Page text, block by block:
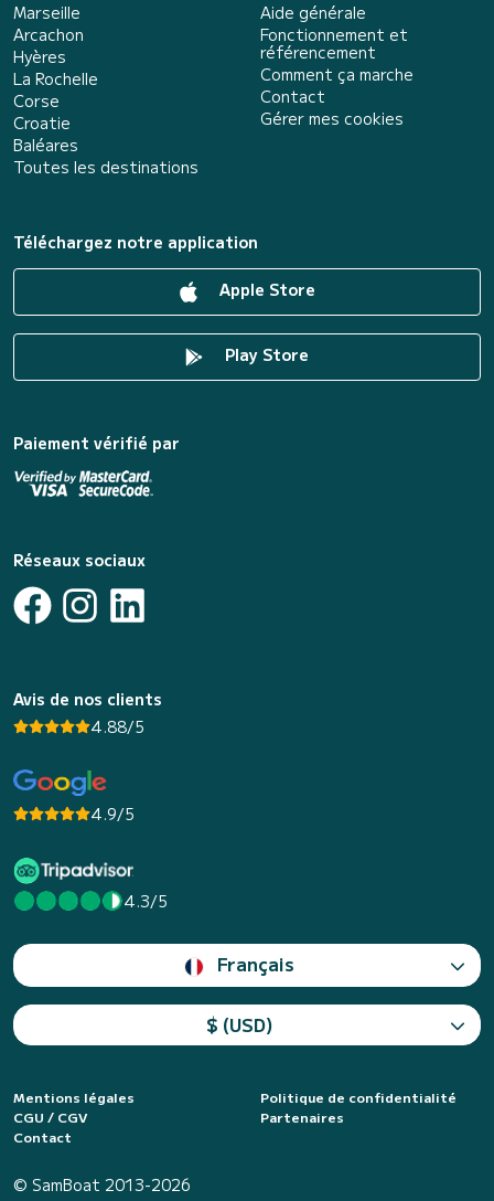
Marseille
Arcachon
Hyères
La Rochelle
Corse
Croatie
Baléares
Toutes les destinations
Aide générale
Fonctionnement et
référencement
Comment ça marche
Contact
Gérer mes cookies
Téléchargez notre application
Apple Store
Play Store
Paiement vérifié par
Réseaux sociaux
Avis de nos clients
4.88/5
4.9/5
4.3/5
Français
$ (USD)
Mentions légales
Politique de confidentialité
CGU / CGV
Partenaires
Contact
© SamBoat 2013-2026